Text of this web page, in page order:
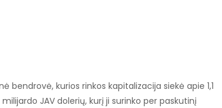
kurios rinkos kapitalizacija siekė apie 1,1
JAV dolerių, kurį ji surinko per paskutinį